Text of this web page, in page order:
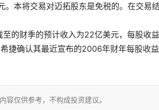
本将交易对迈拓股东是免税的。在交易
的财季的预计收入为22亿美元，每股收
捷确认其最近宣布的2006年财年每股收
容仅供参考，不构成投资建议。